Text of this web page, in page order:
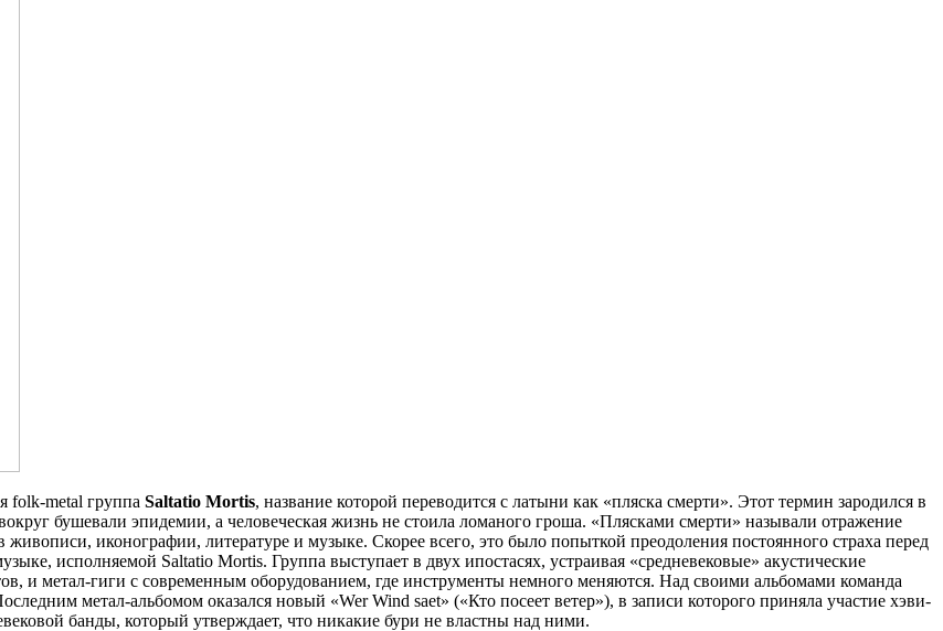
folk-metal группа Saltatio Mortis, название которой переводится с латыни как «пляска смерти». Этот термин зародился в
бушевали эпидемии, а человеческая жизнь не стоила ломаного гроша. «Плясками смерти» называли отражение
иконографии, литературе и музыке. Скорее всего, это было попыткой преодоления постоянного страха перед
исполняемой Saltatio Mortis. Группа выступает в двух ипостасях, устраивая «средневековые» акустические
и метал-гиги с современным оборудованием, где инструменты немного меняются. Над своими альбомами команда
метал-альбомом оказался новый «Wer Wind saet» («Кто посеет ветер»), в записи которого приняла участие хэви-
банды, который утверждает, что никакие бури не властны над ними.